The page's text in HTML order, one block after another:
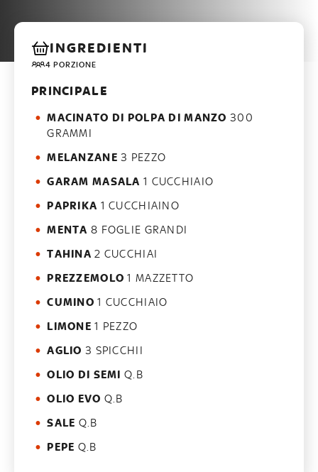
INGREDIENTI
4 PORZIONE
PRINCIPALE
MACINATO DI POLPA DI MANZO 300
GRAMMI
MELANZANE 3 PEZZO
GARAM MASALA 1 CUCCHIAIO
PAPRIKA 1 CUCCHIAINO
MENTA 8 FOGLIE GRANDI
TAHINA 2 CUCCHIAI
PREZZEMOLO 1 MAZZETTO
CUMINO 1 CUCCHIAIO
LIMONE 1 PEZZO
AGLIO 3 SPICCHII
OLIO DI SEMI Q.B
OLIO EVO Q.B
SALE Q.B
PEPE Q.B